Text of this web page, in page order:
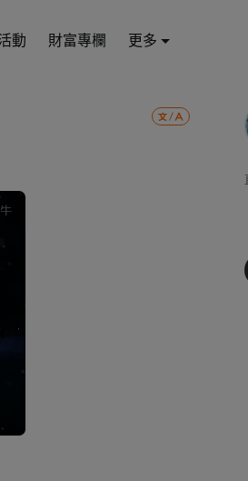
動 財富專欄 更多